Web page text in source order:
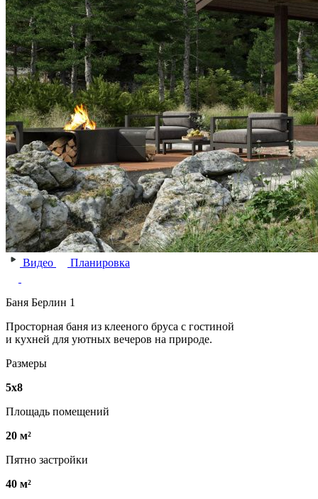
Видео Планировка
Баня Берлин 1
Просторная баня из клееного бруса с гостиной
и кухней для уютных вечеров на природе.
Размеры
5х8
Площадь помещений
20 м²
Пятно застройки
40 м²